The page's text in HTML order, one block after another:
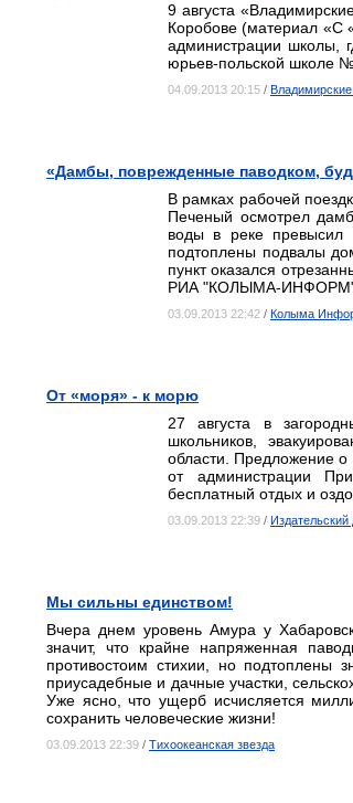
9 августа
Коробове (материал «С
администрации школы,
юрьев-польской школе
04.09.2013 20:15 /
«Дамбы, поврежденные паводком,
В рамках рабочей
Печеный осмотрел
воды в реке превысил
подтоплены подвалы
пункт оказался
РИА "КОЛЫМА-ИНФОРМ" в
03.09.2013 22:42 / Колыма
От «моря» - к морю
27 августа в
школьников,
области. Предложение
от администрации
бесплатный отдых и
03.09.2013 22:39 /
Мы сильны единством!
Вчера днем уровень Амура у
значит, что крайне напряженная
противостоим стихии, но подтоплены
приусадебные и дачные участки,
Уже ясно, что ущерб исчисляется
сохранить человеческие жизни!
03.09.2013 22:39 / Тихоокеанская звезда